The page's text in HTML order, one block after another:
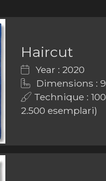
Haircut
Year : 2020
Dimensions :
Technique :
2.500 esemplari)